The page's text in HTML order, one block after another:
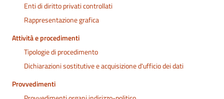
Enti di diritto privati controllati
Rappresentazione grafica
Attività e procedimenti
Tipologie di procedimento
Dichiarazioni sostitutive e acquisizione d'ufficio dei dati
Provvedimenti